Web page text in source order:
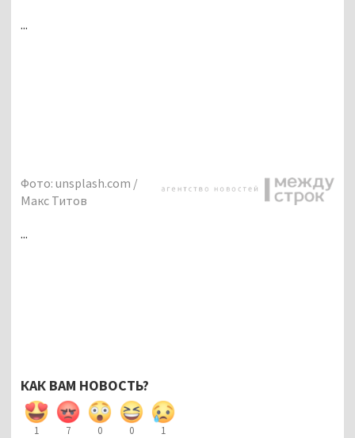
...
Фото: unsplash.com /
Макс Титов
...
КАК ВАМ НОВОСТЬ?
1 7 0 0 1